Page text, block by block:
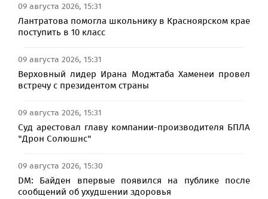
09 августа 2026, 15:31
Лантратова помогла школьнику в Красноярском крае
поступить в 10 класс
09 августа 2026, 15:31
Верховный лидер Ирана Моджтаба Хаменеи провел
встречу с президентом страны
09 августа 2026, 15:31
Суд арестовал главу компании-производителя БПЛА
"Дрон Солюшнс"
09 августа 2026, 15:30
DM: Байден впервые появился на публике после
сообщений об ухудшении здоровья